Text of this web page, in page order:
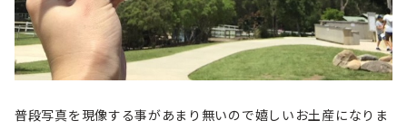
普段写真を現像する事があまり無いので嬉しいお土産になりま